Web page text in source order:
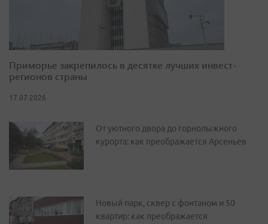
Приморье закрепилось в десятке лучших инвест-
регионов страны
17.07.2026
От уютного двора до горнолыжного
курорта: как преображается Арсеньев
Новый парк, сквер с фонтаном и 50
квартир: как преображается